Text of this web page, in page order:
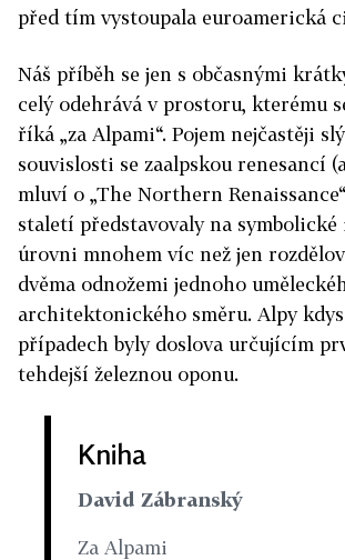
před tím vystoupala euroamerická
Náš příběh se jen s občasnými
celý odehrává v prostoru, kterému
říká „za Alpami“. Pojem nejčastěji
souvislosti se zaalpskou renesancí
mluví o „The Northern
staletí představovaly na
úrovni mnohem víc než jen
dvěma odnožemi jednoho
architektonického směru. Alpy
případech byly doslova určujícím
tehdejší železnou oponu.
Kniha
David Zábranský
Za Alpami